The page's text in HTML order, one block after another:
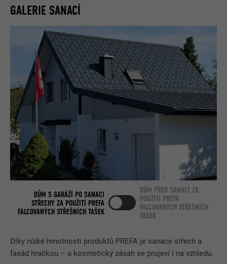
Díky nízké hmotnosti produktů PREFA je sanace střech a
fasád hračkou – a kosmetický zásah se projeví i na vzhledu.
GALERIE SANACÍ
DŮM S GARÁŽÍ PO SANACI
STŘECHY ZA POUŽITÍ PREFA
FALCOVANÝCH STŘEŠNÍCH TAŠEK
DŮM PŘED SANACÍ ZA
POUŽITÍ PREFA
FALCOVANÝCH STŘEŠNÍCH
TAŠEK